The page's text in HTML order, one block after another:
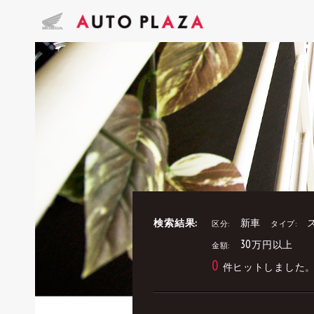
検索結果: 区分: 新車 タイプ:
金額: 30万円以上
0 件ヒットしました。